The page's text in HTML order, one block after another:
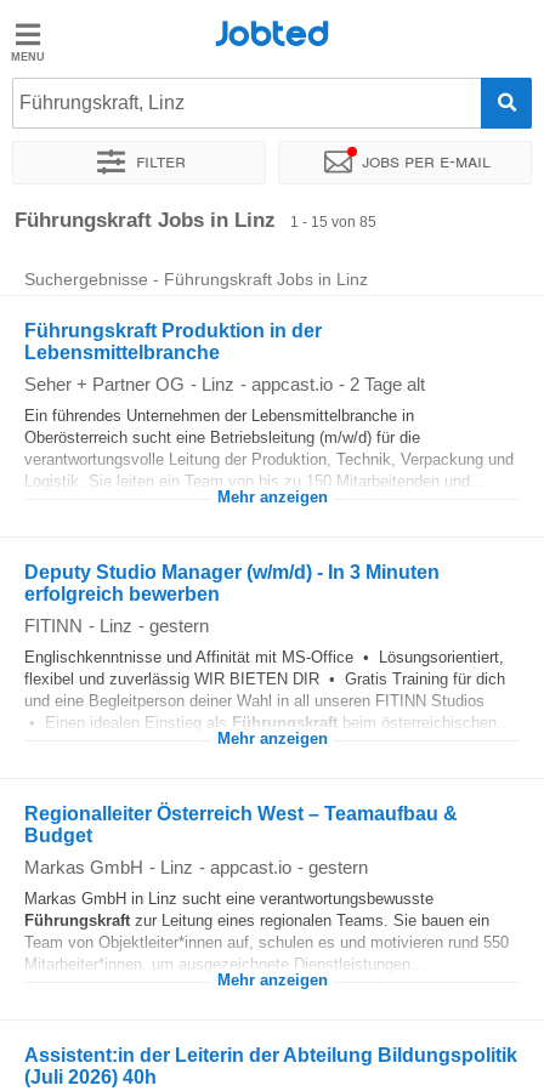
Jobted
Jobs
Jobted
Führungskraft, Linz
Filter Jobs per e-mail
Sortieren nach Genauer Standort Unternehmen
Führungskraft Jobs in Linz 1 - 15 von 85
Suchergebnisse - Führungskraft Jobs in Linz
Führungskraft Produktion in der
Lebensmittelbranche
Seher + Partner OG - Linz - appcast.io - 2 Tage alt
Ein führendes Unternehmen der Lebensmittelbranche in
Oberösterreich sucht eine Betriebsleitung (m/w/d) für die
verantwortungsvolle Leitung der Produktion, Technik, Verpackung und
Logistik. Sie leiten ein Team von bis zu 150 Mitarbeitenden und...
Mehr anzeigen
Deputy Studio Manager (w/m/d) - In 3 Minuten
erfolgreich bewerben
FITINN - Linz - gestern
Englischkenntnisse und Affinität mit MS-Office • Lösungsorientiert,
flexibel und zuverlässig WIR BIETEN DIR • Gratis Training für dich
und eine Begleitperson deiner Wahl in all unseren FITINN Studios
• Einen idealen Einstieg als Führungskraft beim österreichischen...
Mehr anzeigen
Regionalleiter Österreich West – Teamaufbau &
Budget
Markas GmbH - Linz - appcast.io - gestern
Markas GmbH in Linz sucht eine verantwortungsbewusste
Führungskraft zur Leitung eines regionalen Teams. Sie bauen ein
Team von Objektleiter*innen auf, schulen es und motivieren rund 550
Mitarbeiter*innen, um ausgezeichnete Dienstleistungen...
Mehr anzeigen
Assistent:in der Leiterin der Abteilung Bildungspolitik
(Juli 2026) 40h